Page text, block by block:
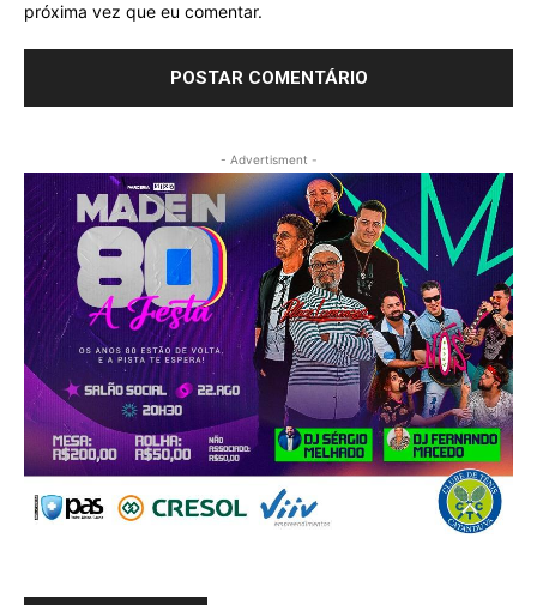
próxima vez que eu comentar.
- Advertisment -